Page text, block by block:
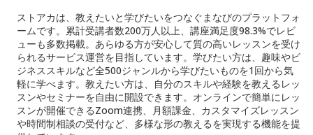
ストアカは、教えたいと学びたいをつなぐまなびのプラットフォ
ームです。累計受講者数200万人以上、講座満足度98.3%でレビ
ューも多数掲載。あらゆる方が安心して質の高いレッスンを受け
られるサービス運営を目指しています。学びたい方は、趣味やビ
ジネススキルなど全500ジャンルから学びたいものを1回から気
軽に学べます。教えたい方は、自分のスキルや経験を教えるレッ
スンやセミナーを自由に開設できます。オンラインで簡単にレッ
スンが開催できるZoom連携、月額課金、カスタマイズレッスン
や時間制相談の受付など、多様な形の教えるを実現する機能を提